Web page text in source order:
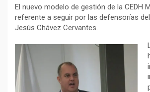
El nuevo modelo de gestión de la CEDH
referente a seguir por las defensorías
Jesús Chávez Cervantes.